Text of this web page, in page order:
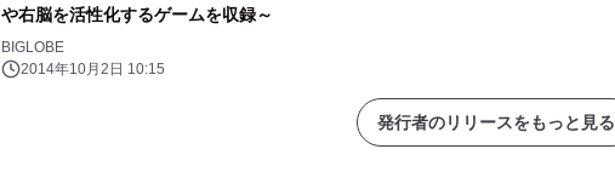
や右脳を活性化するゲームを収録～
BIGLOBE
2014年10月2日 10:15
発行者のリリースをもっと見る